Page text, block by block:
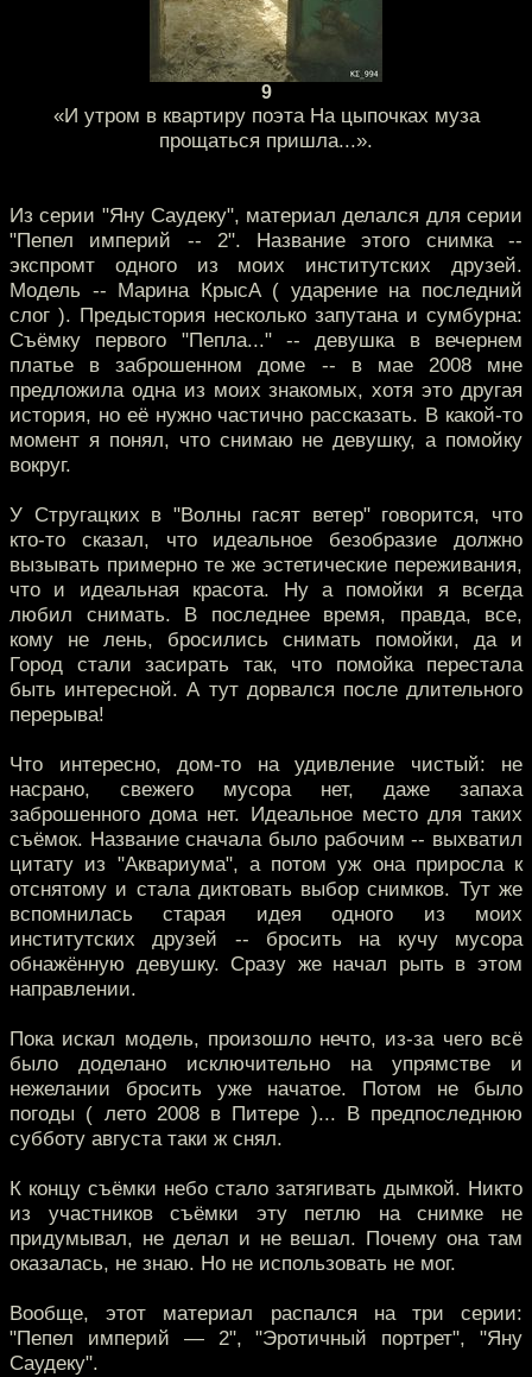
9
«И утром в квартиру поэта На цыпочках муза
прощаться пришла...».
Из серии "Яну Саудеку", материал делался для серии
"Пепел империй -- 2". Название этого снимка --
экспромт одного из моих институтских друзей.
Модель -- Марина КрысА ( ударение на последний
слог ). Предыстория несколько запутана и сумбурна:
Съёмку первого "Пепла..." -- девушка в вечернем
платье в заброшенном доме -- в мае 2008 мне
предложила одна из моих знакомых, хотя это другая
история, но её нужно частично рассказать. В какой-то
момент я понял, что снимаю не девушку, а помойку
вокруг.
У Стругацких в "Волны гасят ветер" говорится, что
кто-то сказал, что идеальное безобразие должно
вызывать примерно те же эстетические переживания,
что и идеальная красота. Ну а помойки я всегда
любил снимать. В последнее время, правда, все,
кому не лень, бросились снимать помойки, да и
Город стали засирать так, что помойка перестала
быть интересной. А тут дорвался после длительного
перерыва!
Что интересно, дом-то на удивление чистый: не
насрано, свежего мусора нет, даже запаха
заброшенного дома нет. Идеальное место для таких
съёмок. Название сначала было рабочим -- выхватил
цитату из "Аквариума", а потом уж она приросла к
отснятому и стала диктовать выбор снимков. Тут же
вспомнилась старая идея одного из моих
институтских друзей -- бросить на кучу мусора
обнажённую девушку. Сразу же начал рыть в этом
направлении.
Пока искал модель, произошло нечто, из-за чего всё
было доделано исключительно на упрямстве и
нежелании бросить уже начатое. Потом не было
погоды ( лето 2008 в Питере )... В предпоследнюю
субботу августа таки ж снял.
К концу съёмки небо стало затягивать дымкой. Никто
из участников съёмки эту петлю на снимке не
придумывал, не делал и не вешал. Почему она там
оказалась, не знаю. Но не использовать не мог.
Вообще, этот материал распался на три серии:
"Пепел империй — 2", "Эротичный портрет", "Яну
Саудеку".